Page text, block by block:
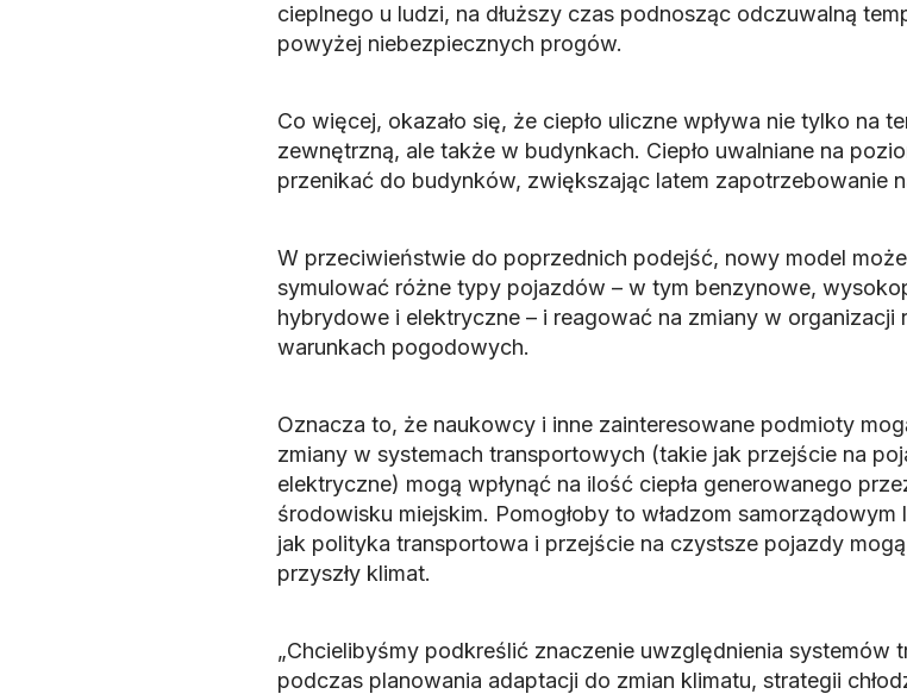
cieplnego u ludzi, na dłuższy czas podnosząc odczuwalną
powyżej niebezpiecznych progów.
Co więcej, okazało się, że ciepło uliczne wpływa nie tylko na
zewnętrzną, ale także w budynkach. Ciepło uwalniane na
przenikać do budynków, zwiększając latem zapotrzebowanie
W przeciwieństwie do poprzednich podejść, nowy model
symulować różne typy pojazdów – w tym benzynowe,
hybrydowe i elektryczne – i reagować na zmiany w organizacji
warunkach pogodowych.
Oznacza to, że naukowcy i inne zainteresowane podmioty
zmiany w systemach transportowych (takie jak przejście na
elektryczne) mogą wpłynąć na ilość ciepła generowanego
środowisku miejskim. Pomogłoby to władzom samorządowym
jak polityka transportowa i przejście na czystsze pojazdy
przyszły klimat.
„Chcielibyśmy podkreślić znaczenie uwzględnienia systemów
podczas planowania adaptacji do zmian klimatu, strategii